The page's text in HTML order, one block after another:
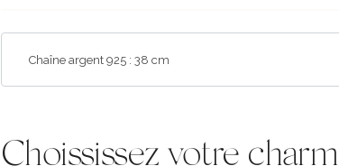
Choississez votre charm